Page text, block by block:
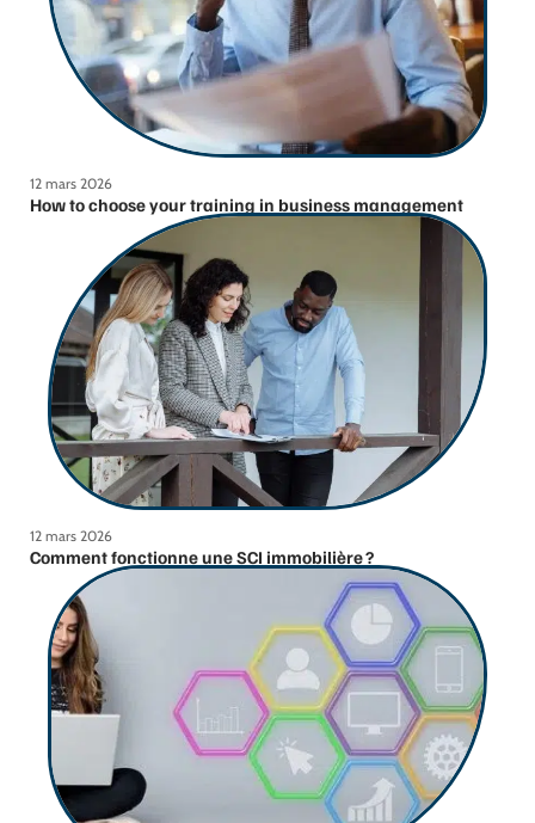
12 mars 2026
How to choose your training in business management
12 mars 2026
Comment fonctionne une SCI immobilière ?